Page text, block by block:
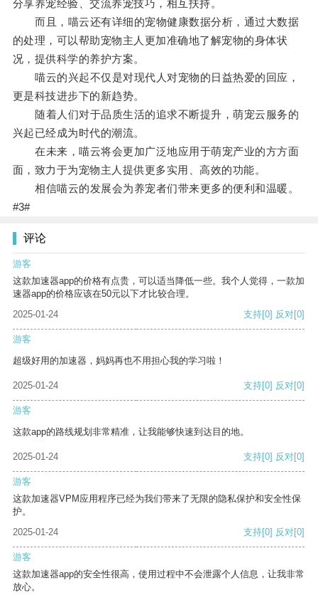
分享养宠经验、交流养宠技巧，相互扶持。
而且，喵云还有详细的宠物健康数据分析，通过大数据
的处理，可以帮助宠物主人更加准确地了解宠物的身体状
况，提供科学的养护方案。
喵云的兴起不仅是对现代人对宠物的日益热爱的回应，
更是科技进步下的新趋势。
随着人们对于品质生活的追求不断提升，萌宠云服务的
兴起已经成为时代的潮流。
在未来，喵云将会更加广泛地应用于萌宠产业的方方面
面，致力于为宠物主人提供更多实用、高效的功能。
相信喵云的发展会为养宠者们带来更多的便利和温暖。
#3#
评论
游客
这款加速器app的价格有点贵，可以适当降低一些。我个人觉得，一款加
速器app的价格应该在50元以下才比较合理。
2025-01-24
支持[0] 反对[0]
游客
超级好用的加速器，妈妈再也不用担心我的学习啦！
2025-01-24 支持[0] 反对[0]
游客
这款app的路线规划非常精准，让我能够快速到达目的地。
2025-01-24 支持[0] 反对[0]
游客
这款加速器VPM应用程序已经为我们带来了无限的隐私保护和安全性保
护。
2025-01-24
支持[0] 反对[0]
游客
这款加速器app的安全性很高，使用过程中不会泄露个人信息，让我非常
放心。